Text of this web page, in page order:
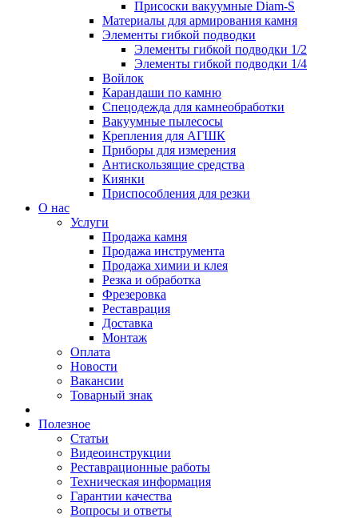
Присоски вакуумные Diam-S
Материалы для армирования камня
Элементы гибкой подводки
Элементы гибкой подводки 1/2
Элементы гибкой подводки 1/4
Войлок
Карандаши по камню
Спецодежда для камнеобработки
Вакуумные пылесосы
Крепления для АГШК
Приборы для измерения
Антискользящие средства
Киянки
Приспособления для резки
О нас
Услуги
Продажа камня
Продажа инструмента
Продажа химии и клея
Резка и обработка
Фрезеровка
Реставрация
Доставка
Монтаж
Оплата
Новости
Вакансии
Товарный знак
Полезное
Статьи
Видеоинструкции
Реставрационные работы
Техническая информация
Гарантии качества
Вопросы и ответы